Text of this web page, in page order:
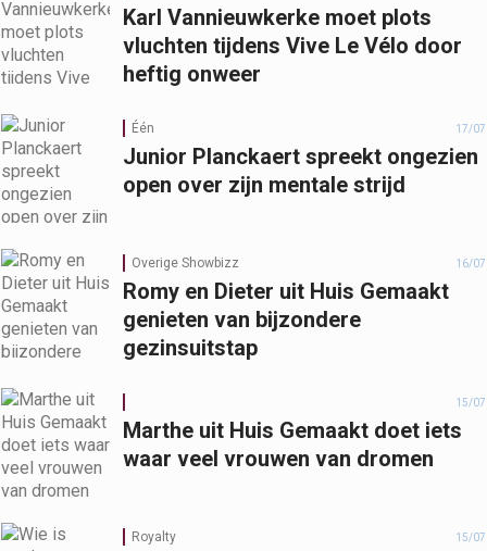
Karl Vannieuwkerke moet plots
vluchten tijdens Vive Le Vélo door
heftig onweer
Één 17/07
Junior Planckaert spreekt ongezien
open over zijn mentale strijd
Overige Showbizz 16/07
Romy en Dieter uit Huis Gemaakt
genieten van bijzondere
gezinsuitstap
15/07
Marthe uit Huis Gemaakt doet iets
waar veel vrouwen van dromen
Royalty 15/07